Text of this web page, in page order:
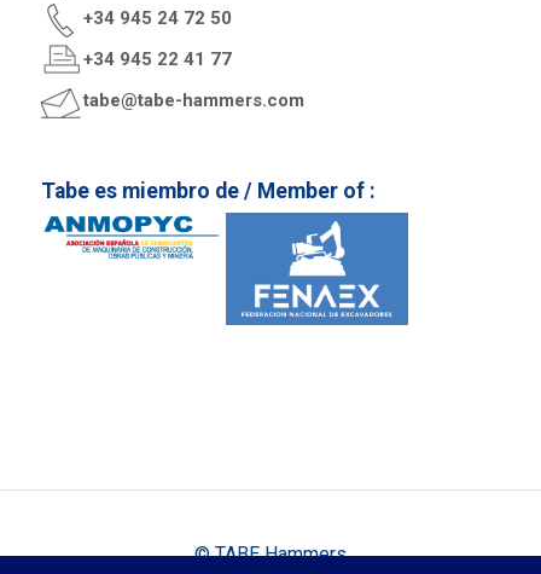
+34 945 24 72 50
+34 945 22 41 77
tabe@tabe-hammers.com
Tabe es miembro de / Member of :
© TABE Hammers